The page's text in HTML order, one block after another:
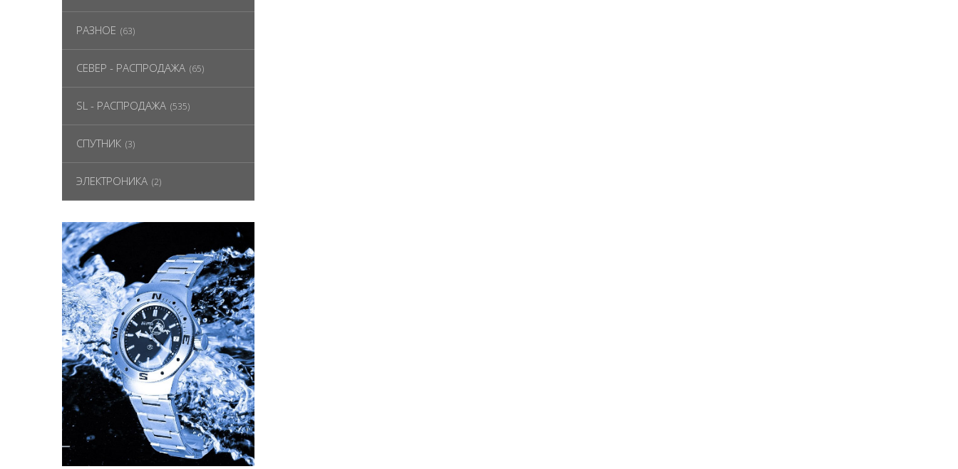
РАЗНОЕ (63)
СЕВЕР - РАСПРОДАЖА (65)
SL - РАСПРОДАЖА (535)
СПУТНИК (3)
ЭЛЕКТРОНИКА (2)